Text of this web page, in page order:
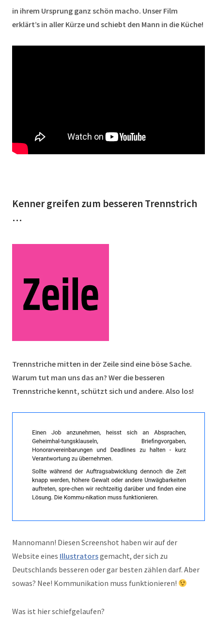
in ihrem Ursprung ganz schön macho. Unser Film
erklärt’s in aller Kürze und schiebt den Mann in die Küche!
Kenner greifen zum besseren Trennstrich
…
Trennstriche mitten in der Zeile sind eine böse Sache.
Warum tut man uns das an? Wer die besseren
Trennstriche kennt, schützt sich und andere. Also los!
Mannomann! Diesen Screenshot haben wir auf der
Website eines Illustratorsgemacht, der sich zu
Deutschlands besseren oder gar besten zählen darf. Aber
sowas? Nee! Kommunikation muss funktionieren!
Was ist hier schiefgelaufen?